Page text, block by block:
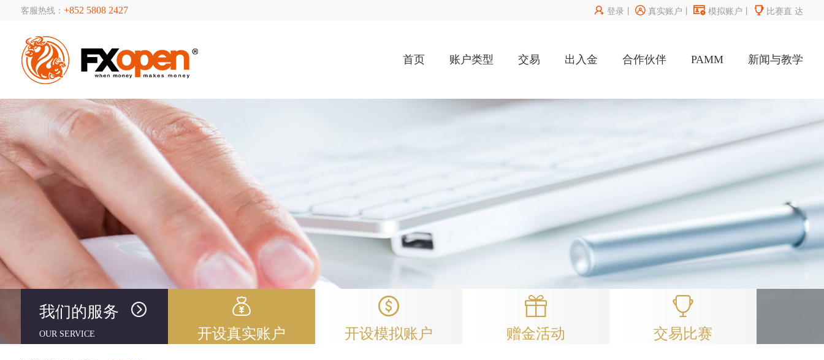
客服热线： +852 5808 2427  登录 丨 真实账户  模拟账户  比赛直 达
首页 账户类型 交易 出入金 合作伙伴 PAMM 新闻与教学
我们的服务
OUR SERVICE 开设真实账户 开设模拟账户 赠金活动 交易比赛